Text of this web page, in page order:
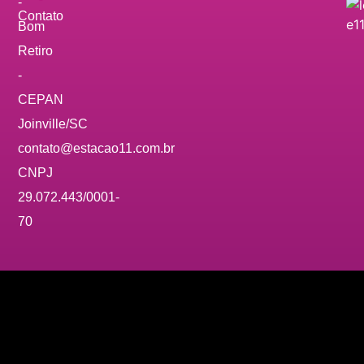
Bom
Retiro
-
CEPAN
Joinville/SC
contato@estacao11.com.br
CNPJ
29.072.443/0001-
70
Contato